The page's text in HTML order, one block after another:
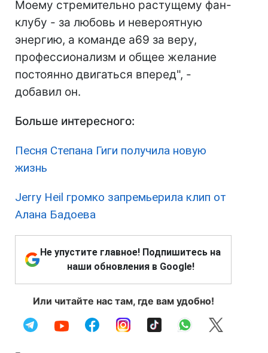
Моему стремительно растущему фан-
клубу - за любовь и невероятную
энергию, а команде а69 за веру,
профессионализм и общее желание
постоянно двигаться вперед", -
добавил он.
Больше интересного:
Песня Степана Гиги получила новую
жизнь
Jerry Heil громко запремьерила клип от
Алана Бадоева
Не упустите главное! Подпишитесь на
наши обновления в Google!
Или читайте нас там, где вам удобно!